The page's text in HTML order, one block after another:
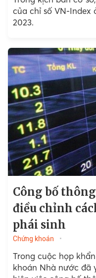
của chỉ số VN-Index
2023.
Công bố
điều chỉnh
phái sinh
Chứng khoán
Trong cuộc họp
khoán Nhà nước đã